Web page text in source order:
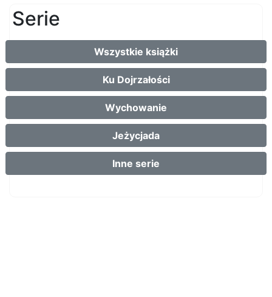
Serie
Wszystkie książki
Ku Dojrzałości
Wychowanie
Jeżycjada
Inne serie